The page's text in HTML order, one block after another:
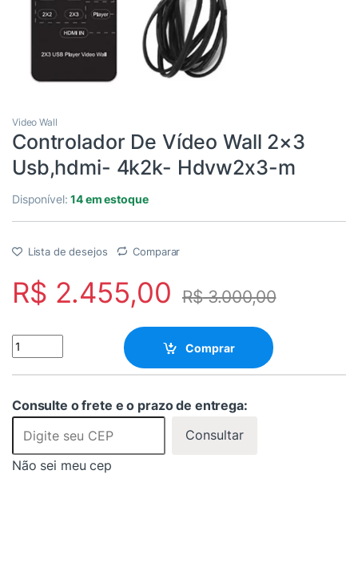
Video Wall
Controlador De Vídeo Wall 2×3
Usb,hdmi- 4k2k- Hdvw2x3-m
Disponível:14 em estoque
Lista de desejos Comparar
R$ 2.455,00 R$3.000,00
Controlador De Vídeo Wall 2x3 Usb,hdmi- 4k2k- Hdvw2x3-m
Comprar
Consulte o frete e o prazo de entrega:
Consultar
Não sei meu cep